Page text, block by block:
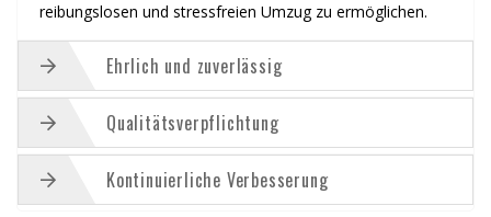
reibungslosen und stressfreien Umzug zu ermöglichen.
Ehrlich und zuverlässig
Qualitätsverpflichtung
Kontinuierliche Verbesserung